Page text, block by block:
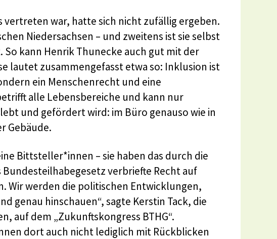
vertreten war, hatte sich nicht zufällig ergeben.
Niedersachsen – und zweitens ist sie selbst
kann Henrik Thunecke auch gut mit der
lautet zusammengefasst etwa so: Inklusion ist
ein Menschenrecht und eine
alle Lebensbereiche und kann nur
und gefördert wird: im Büro genauso wie in
Gebäude.
Bittsteller*innen – sie haben das durch die
verbriefte Recht auf
Wir werden die politischen Entwicklungen,
genau hinschauen“, sagte Kerstin Tack, die
auf dem „Zukunftskongress BTHG“.
dort auch nicht lediglich mit Rückblicken